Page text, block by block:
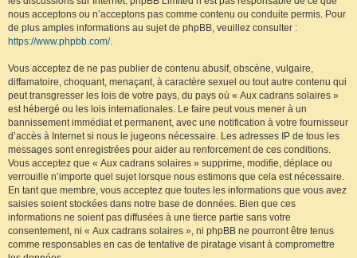
nous acceptons ou n’acceptons pas comme contenu ou conduite permis. Pour
de plus amples informations au sujet de phpBB, veuillez consulter :
https://www.phpbb.com/.
Vous acceptez de ne pas publier de contenu abusif, obscène, vulgaire,
diffamatoire, choquant, menaçant, à caractère sexuel ou tout autre contenu qui
peut transgresser les lois de votre pays, du pays où « Aux cadrans solaires »
est hébergé ou les lois internationales. Le faire peut vous mener à un
bannissement immédiat et permanent, avec une notification à votre fournisseur
d’accès à Internet si nous le jugeons nécessaire. Les adresses IP de tous les
messages sont enregistrées pour aider au renforcement de ces conditions.
Vous acceptez que « Aux cadrans solaires » supprime, modifie, déplace ou
verrouille n’importe quel sujet lorsque nous estimons que cela est nécessaire.
En tant que membre, vous acceptez que toutes les informations que vous avez
saisies soient stockées dans notre base de données. Bien que ces
informations ne soient pas diffusées à une tierce partie sans votre
consentement, ni « Aux cadrans solaires », ni phpBB ne pourront être tenus
comme responsables en cas de tentative de piratage visant à compromettre